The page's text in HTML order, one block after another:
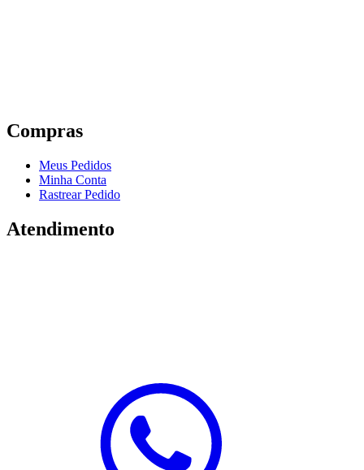
Compras
Meus Pedidos
Minha Conta
Rastrear Pedido
Atendimento